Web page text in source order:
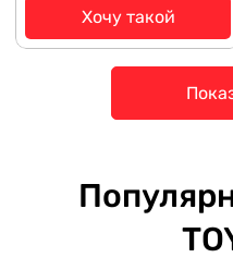
Хочу такой